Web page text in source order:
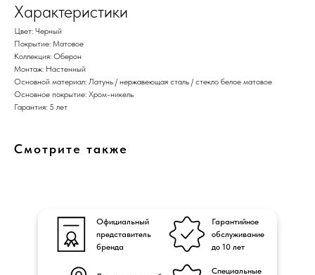
Характеристики
Цвет: Черный
Покрытие: Матовое
Коллекция: Оберон
Монтаж: Настенный
Основной материал: Латунь / нержавеющая сталь / стекло белое матовое
Основное покрытие: Хром-никель
Гарантия: 5 лет
Смотрите также
Официальный
представитель
бренда
Гарантийное
обслуживание
до 10 лет
Специальные